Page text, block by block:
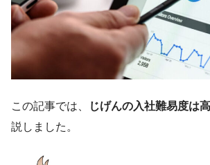
この記事では、 じげんの入社難易度は
説しました。